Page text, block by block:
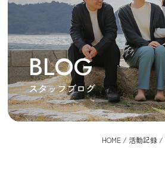
BLOG
スタッフブログ
HOME / 活動記録 /